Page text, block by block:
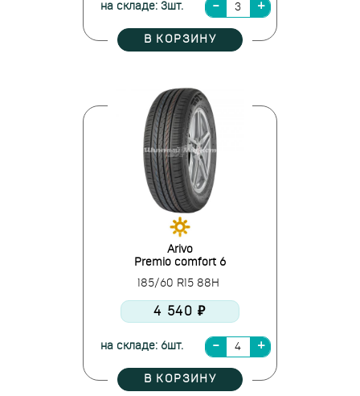
на складе: 3шт.
В КОРЗИНУ
Arivo
Premio comfort 6
185/60 R15 88H
4 540 ₽
на складе: 6шт.
В КОРЗИНУ